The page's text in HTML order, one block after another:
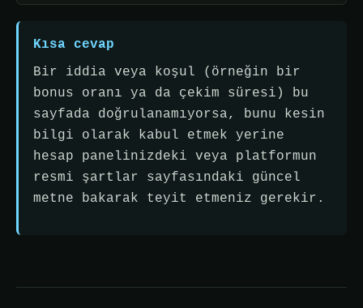
Kısa cevap
Bir iddia veya koşul (örneğin bir
bonus oranı ya da çekim süresi) bu
sayfada doğrulanamıyorsa, bunu kesin
bilgi olarak kabul etmek yerine
hesap panelinizdeki veya platformun
resmi şartlar sayfasındaki güncel
metne bakarak teyit etmeniz gerekir.